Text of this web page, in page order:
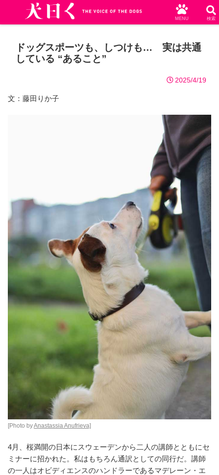
ドッグスポーツも、しつけも… 実は共通
している “あること”
2025/4/19
文：藤田りか子
[Photo byAnastassia Anufrieva]
4月、桜満開の日本にスウェーデンから二人の講師とともにセ
ミナーに招かれた。私はもちろん通訳としての同行だ。講師
の一人はオビディエンスのハンドラーであるマデレーン・エ
MENU 検索